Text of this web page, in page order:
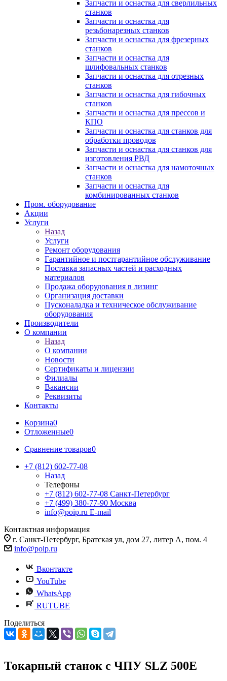
Запчасти и оснастка для сверлильных
станков
Запчасти и оснастка для
резьбонарезных станков
Запчасти и оснастка для фрезерных
станков
Запчасти и оснастка для
шлифовальных станков
Запчасти и оснастка для отрезных
станков
Запчасти и оснастка для гибочных
станков
Запчасти и оснастка для прессов и
КПО
Запчасти и оснастка для станков для
обработки проводов
Запчасти и оснастка для станков для
изготовления РВД
Запчасти и оснастка для намоточных
станков
Запчасти и оснастка для
комбинированных станков
Пром. оборудование
Акции
Услуги
Назад
Услуги
Ремонт оборудования
Гарантийное и постгарантийное обслуживание
Поставка запасных частей и расходных
материалов
Продажа оборудования в лизинг
Организация доставки
Пусконаладка и техническое обслуживание
оборудования
Производители
О компании
Назад
О компании
Новости
Сертификаты и лицензии
Филиалы
Вакансии
Реквизиты
Контакты
Корзина0
Отложенные0
Сравнение товаров0
+7 (812) 602-77-08
Назад
Телефоны
+7 (812) 602-77-08 Санкт-Петербург
+7 (499) 380-77-90 Москва
info@poip.ru E-mail
Контактная информация
г. Санкт-Петербург, Братская ул, дом 27, литер А, пом. 4
info@poip.ru
Вконтакте
YouTube
WhatsApp
RUTUBE
Поделиться
Токарный станок с ЧПУ SLZ 500E